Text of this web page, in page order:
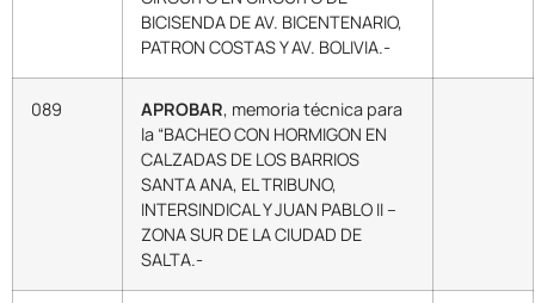
BICISENDA DE AV. BICENTENARIO,
PATRON COSTAS Y AV. BOLIVIA.-
089 APROBAR, memoria técnica para
la “BACHEO CON HORMIGON EN
CALZADAS DE LOS BARRIOS
SANTA ANA, EL TRIBUNO,
INTERSINDICAL Y JUAN PABLO II –
ZONA SUR DE LA CIUDAD DE
SALTA.-